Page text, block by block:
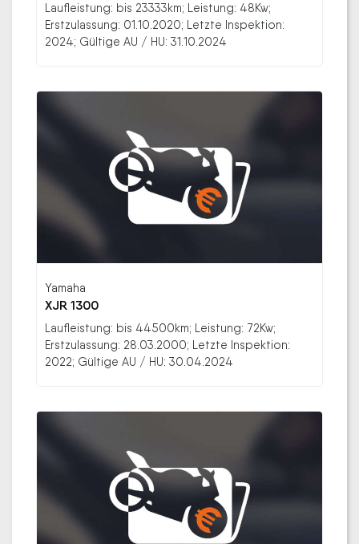
Laufleistung: bis 23333km; Leistung: 48Kw;
Erstzulassung: 01.10.2020; Letzte Inspektion:
2024; Gültige AU / HU: 31.10.2024
Yamaha
XJR 1300
Laufleistung: bis 44500km; Leistung: 72Kw;
Erstzulassung: 28.03.2000; Letzte Inspektion:
2022; Gültige AU / HU: 30.04.2024